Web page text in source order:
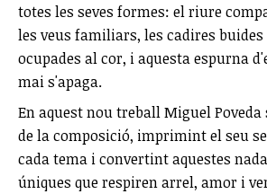
totes les seves formes: el riure
les veus familiars, les cadires buides
ocupades al cor, i aquesta espurna
mai s'apaga.
En aquest nou treball Miguel
de la composició, imprimint el seu
cada tema i convertint aquestes
úniques que respiren arrel, amor i